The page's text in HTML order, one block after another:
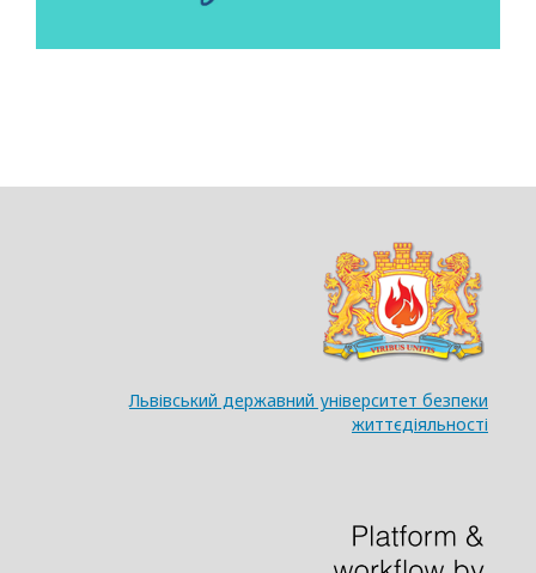
Львівський державний університет безпеки
життєдіяльності